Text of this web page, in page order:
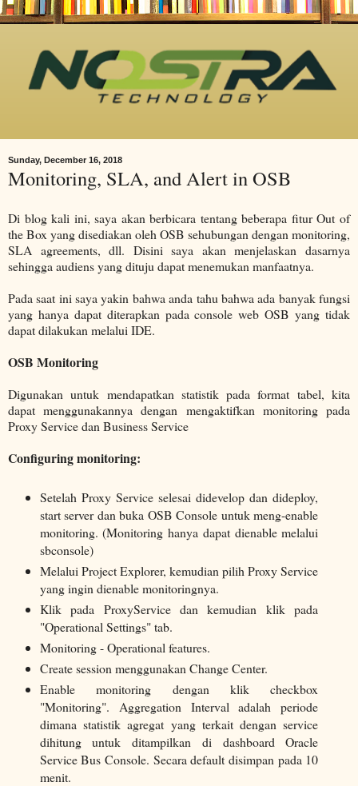
Sunday, December 16, 2018
Monitoring, SLA, and Alert in OSB
Di blog kali ini, saya akan berbicara tentang beberapa fitur Out of
the Box yang disediakan oleh OSB sehubungan dengan monitoring,
SLA agreements, dll. Disini saya akan menjelaskan dasarnya
sehingga audiens yang dituju dapat menemukan manfaatnya.
Pada saat ini saya yakin bahwa anda tahu bahwa ada banyak fungsi
yang hanya dapat diterapkan pada console web OSB yang tidak
dapat dilakukan melalui IDE.
OSB Monitoring
Digunakan untuk mendapatkan statistik pada format tabel, kita
dapat menggunakannya dengan mengaktifkan monitoring pada
Proxy Service dan Business Service
Configuring monitoring:
Setelah Proxy Service selesai didevelop dan dideploy,
start server dan buka OSB Console untuk meng-enable
monitoring. (Monitoring hanya dapat dienable melalui
sbconsole)
Melalui Project Explorer, kemudian pilih Proxy Service
yang ingin dienable monitoringnya.
Klik pada ProxyService dan kemudian klik pada
"Operational Settings" tab.
Monitoring - Operational features.
Create session menggunakan Change Center.
Enable monitoring dengan klik checkbox
"Monitoring". Aggregation Interval adalah periode
dimana statistik agregat yang terkait dengan service
dihitung untuk ditampilkan di dashboard Oracle
Service Bus Console. Secara default disimpan pada 10
menit.